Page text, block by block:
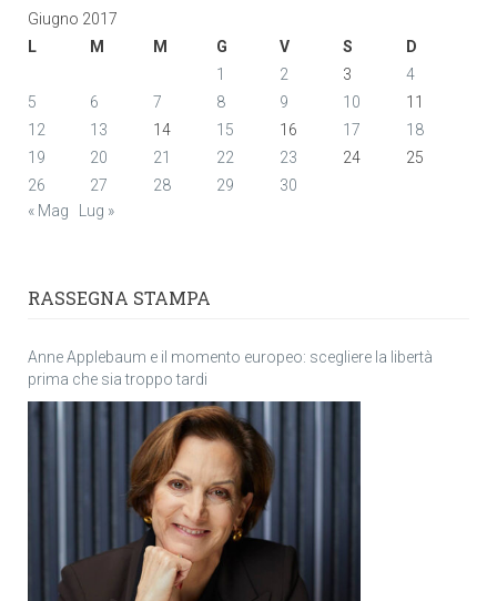
Giugno 2017
L
M M G V S
D
1
2 3
4
5
6 7 8 9 10
11
12
13 14 15 16 17
18
19
20 21 22 23 24
25
26
27 28 29
30
« Mag
Lug »
RASSEGNA STAMPA
Anne Applebaum e il momento europeo: scegliere la libertà
prima che sia troppo tardi